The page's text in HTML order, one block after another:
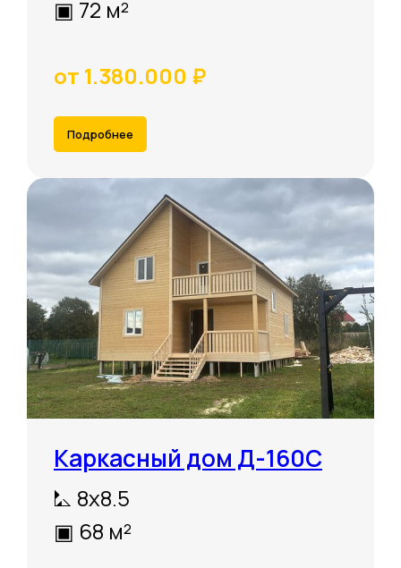
▣ 72 м²
от 1.380.000 ₽
Подробнее
Каркасный дом Д-160С
⛡ 8х8.5
▣ 68 м²